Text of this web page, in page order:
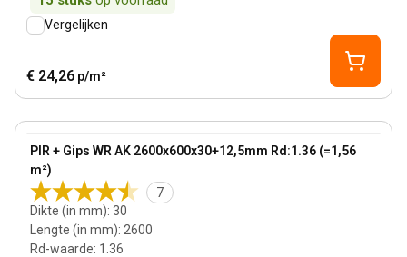
Vergelijken
€ 24,26 p/m²
PIR + Gips WR AK 2600x600x30+12,5mm Rd:1.36 (=1,56
m²)
7
Dikte (in mm): 30
Lengte (in mm): 2600
Rd-waarde: 1.36
View product